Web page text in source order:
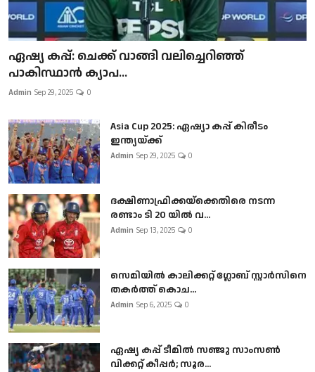
ഏഷ്യ കപ്പ്: ചെക്ക് വാങ്ങി വലിച്ചെറിഞ്ഞ്
പാകിസ്ഥാൻ ക്യാപ...
Admin Sep 29, 2025 0
Asia Cup 2025: ഏഷ്യാ കപ്പ് കിരീടം
ഇന്ത്യയ്ക്ക്
Admin Sep 29, 2025 0
ദക്ഷിണാഫ്രിക്കയ്‌ക്കെതിരെ നടന്ന
രണ്ടാം ടി 20 യിൽ വ...
Admin Sep 13, 2025 0
സെമിയിൽ കാലിക്കറ്റ് ഗ്ലോബ് സ്റ്റാർസിനെ
തകർത്ത് കൊച...
Admin Sep 6, 2025 0
ഏഷ്യ കപ്പ് ടീമിൽ സഞ്ജു സാംസൺ
വിക്കറ്റ് കീപ്പർ; സൂര...